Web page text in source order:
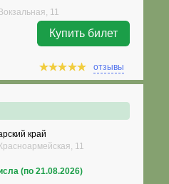
11
Купить билет
отзывы
край
11
(по 21.08.2026)